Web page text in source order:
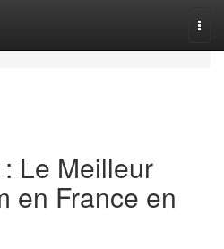
Le Meilleur
en France en